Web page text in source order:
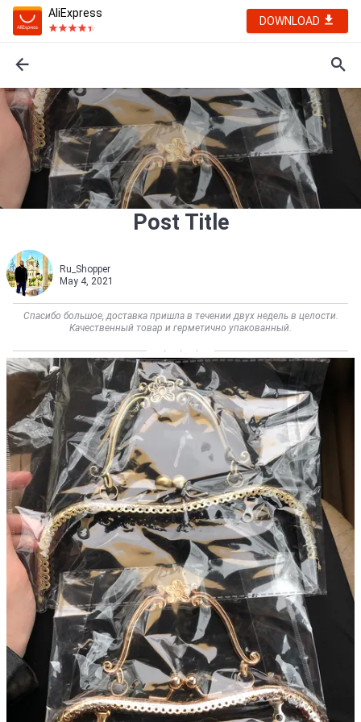
AliExpress
DOWNLOAD
Post Title
Ru_Shopper
May 4, 2021
Спасибо большое, доставка пришла в течении двух недель в целости.
Качественный товар и герметично упакованный.